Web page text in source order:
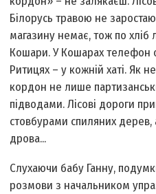
Бiлорусь травою не
магазину немає, тож по хлiб
Кошари. У Кошарах телефон
Ритицях – у кожнiй хатi. Як
кордон не лише
пiдводами. Лiсовi дороги
стовбурами спиляних
дрова...
Слухаючи бабу Ганну,
розмови з начальником